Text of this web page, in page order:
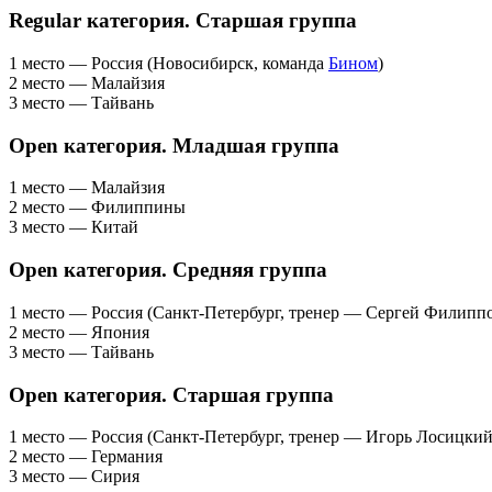
Regular категория. Старшая группа
1 место — Россия (Новосибирск, команда Бином)
2 место — Малайзия
3 место — Тайвань
Open категория. Младшая группа
1 место — Малайзия
2 место — Филиппины
3 место — Китай
Open категория. Средняя группа
1 место — Россия (Санкт-Петербург, тренер — Сергей
2 место — Япония
3 место — Тайвань
Open категория. Старшая группа
1 место — Россия (Санкт-Петербург, тренер — Игорь
2 место — Германия
3 место — Сирия